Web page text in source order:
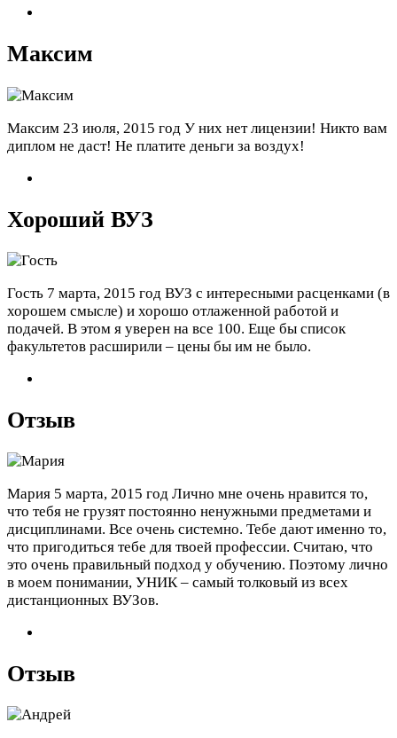
Максим
Максим 23 июля, 2015 год У них нет лицензии! Никто вам
диплом не даст! Не платите деньги за воздух!
Хороший ВУЗ
Гость 7 марта, 2015 год ВУЗ с интересными расценками (в
хорошем смысле) и хорошо отлаженной работой и
подачей. В этом я уверен на все 100. Еще бы список
факультетов расширили – цены бы им не было.
Отзыв
Мария 5 марта, 2015 год Лично мне очень нравится то,
что тебя не грузят постоянно ненужными предметами и
дисциплинами. Все очень системно. Тебе дают именно то,
что пригодиться тебе для твоей профессии. Считаю, что
это очень правильный подход у обучению. Поэтому лично
в моем понимании, УНИК – самый толковый из всех
дистанционных ВУЗов.
Отзыв